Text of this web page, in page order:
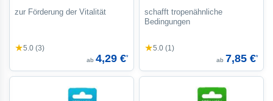
zur Förderung der Vitalität
★5.0 (3)
ab 4,29 €*
schafft tropenähnliche
Bedingungen
★5.0 (1)
ab 7,85 €*